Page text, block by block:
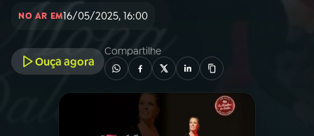
INÍCIO
A RÁDIO
PROGRAMAÇÃO
NO AR EM16/05/2025, 16:00
Ouça agora
Compartilhe